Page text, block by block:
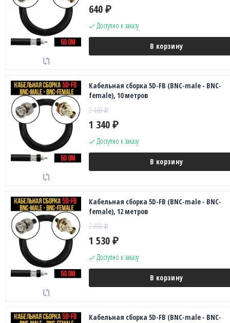
640 ₽
Доступно к заказу
В корзину
Кабельная сборка 5D-FB (BNC-male - BNC-
female), 10 метров
2 460₽
1 340 ₽
Доступно к заказу
В корзину
Кабельная сборка 5D-FB (BNC-male - BNC-
female), 12 метров
2 800₽
1 530 ₽
Доступно к заказу
В корзину
Кабельная сборка 5D-FB (BNC-male - BNC-